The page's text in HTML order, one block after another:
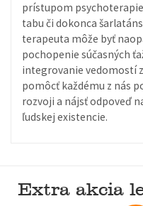
prístupom
tabu či dokonca
terapeuta môže byť
pochopenie súčasných
integrovanie vedomostí
pomôcť každému z nás
rozvoji a nájsť odpoveď
ľudskej existencie.
Extra akcia